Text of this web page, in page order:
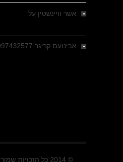
אשר וויינשטין על
אבינועם קריגר 097432577
© 2014 כל הזכויות שמורות.